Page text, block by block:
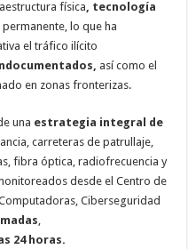
física, tecnología
lo que ha
el tráfico ilícito
así como el
en zonas fronterizas.
una estrategia integral de
carreteras de patrullaje,
fibra óptica, radiofrecuencia y
desde el Centro de
Ciberseguridad
,
24 horas.